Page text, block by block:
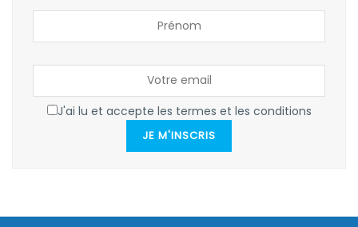
J'ai lu et accepte les termes et les conditions
JE M'INSCRIS